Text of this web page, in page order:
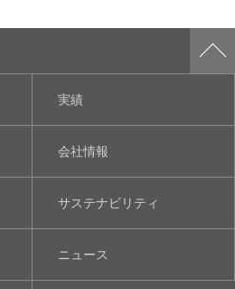
実績
会社情報
サステナビリティ
ニュース